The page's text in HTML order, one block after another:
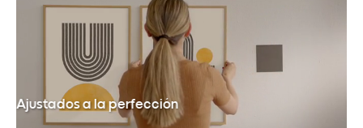
Ajustados a la perfección